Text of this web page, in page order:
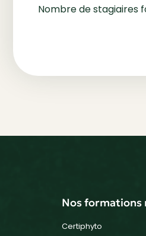
Nombre de stagiaires
Nos formations
Certiphyto